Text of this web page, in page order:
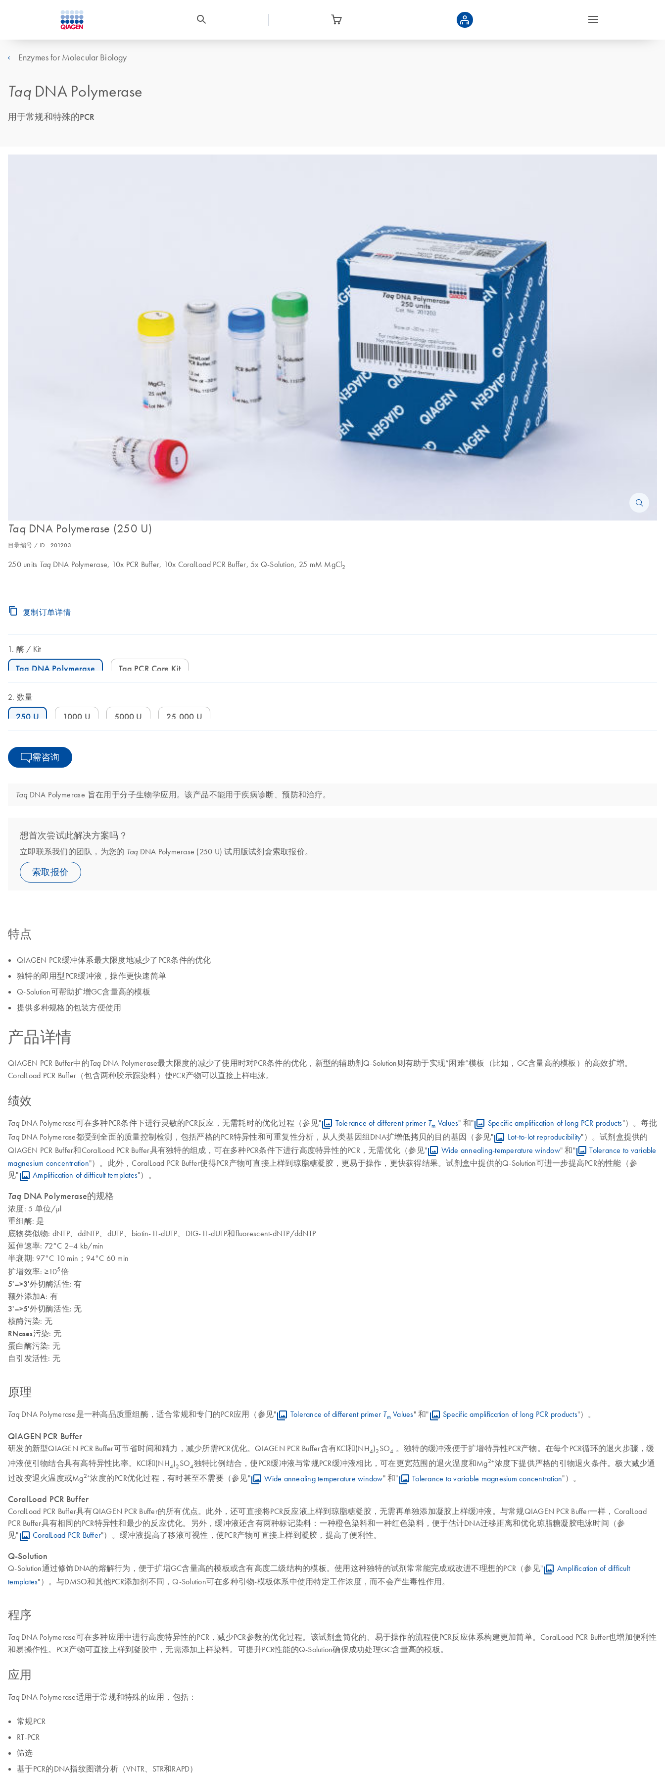
Enzymes for Molecular Biology
TaqDNA Polymerase
用于常规和特殊的PCR
TaqDNA Polymerase (250 U)
目录编号 / ID. 201203
250 units Taq DNA Polymerase, 10x PCR Buffer, 10x CoralLoad PCR Buffer, 5x Q-Solution, 25 mM MgCl2
复制订单详情
酶 Kit
Taq DNA Polymerase Taq PCR Core Kit
数量
250 U 1000 U 5000 U 25,000 U
需咨询
Taq DNA Polymerase 旨在用于分子生物学应用。该产品不能用于疾病诊断、预防和治疗。
想首次尝试此解决方案吗？
立即联系我们的团队，为您的 Taq DNA Polymerase (250 U) 试用版试剂盒索取报价。
索取报价
特点
QIAGEN PCR缓冲体系最大限度地减少了PCR条件的优化
独特的即用型PCR缓冲液，操作更快速简单
Q-Solution可帮助扩增GC含量高的模板
提供多种规格的包装方便使用
产品详情
QIAGEN PCR Buffer中的Taq DNA Polymerase最大限度的减少了使用时对PCR条件的优化，新型的辅助剂Q-Solution则有助于实现“困难”模板（比如，GC含量高的模板）的高效扩增。
CoralLoad PCR Buffer（包含两种胶示踪染料）使PCR产物可以直接上样电泳。
绩效
Taq DNA Polymerase可在多种PCR条件下进行灵敏的PCR反应，无需耗时的优化过程（参见" Tolerance of different primer Tm Values" 和" Specific amplification of long PCR products"）。每批
Taq DNA Polymerase都受到全面的质量控制检测，包括严格的PCR特异性和可重复性分析，从人类基因组DNA扩增低拷贝的目的基因（参见" Lot-to-lot reproducibility"）。试剂盒提供的
QIAGEN PCR Buffer和CoralLoad PCR Buffer具有独特的组成，可在多种PCR条件下进行高度特异性的PCR，无需优化（参见"
Wide annealing-temperature window" 和"
Tolerance to variable
magnesium concentration"）。此外，CoralLoad PCR Buffer使得PCR产物可直接上样到琼脂糖凝胶，更易于操作，更快获得结果。试剂盒中提供的Q-Solution可进一步提高PCR的性能（参
见"
Amplification of difficult templates"）。
Taq DNA Polymerase的规格
浓度: 5 单位/µl
重组酶: 是
底物类似物: dNTP、ddNTP、dUTP、biotin-11-dUTP、DIG-11-dUTP和fluorescent-dNTP/ddNTP
延伸速率: 72°C 2–4 kb/min
半衰期: 97°C 10 min；94°C 60 min
扩增效率: ≥105倍
5'–>3'外切酶活性: 有
额外添加A: 有
3'–>5'外切酶活性: 无
核酶污染: 无
RNases污染: 无
蛋白酶污染: 无
自引发活性: 无
原理
TaqDNA Polymerase是一种高品质重组酶，适合常规和专门的PCR应用（参见" Tolerance of different primer Tm Values" 和" Specific amplification of long PCR products"）。
QIAGEN PCR Buffer
研发的新型QIAGEN PCR Buffer可节省时间和精力，减少所需PCR优化。QIAGEN PCR Buffer含有KCl和(NH4)2 SO4 。独特的缓冲液便于扩增特异性PCR产物。在每个PCR循环的退火步骤，缓
冲液使引物结合具有高特异性比率。KCl和(NH4)2 SO4独特比例结合，使PCR缓冲液与常规PCR缓冲液相比，可在更宽范围的退火温度和Mg2+浓度下提供严格的引物退火条件。极大减少通
过改变退火温度或Mg2+浓度的PCR优化过程，有时甚至不需要（参见" Wide annealing temperature window" 和" Tolerance to variable magnesium concentration"）。
CoralLoad PCR Buffer
CoralLoad PCR Buffer具有QIAGEN PCR Buffer的所有优点。此外，还可直接将PCR反应液上样到琼脂糖凝胶，无需再单独添加凝胶上样缓冲液。与常规QIAGEN PCR Buffer一样，CoralLoad
PCR Buffer具有相同的PCR特异性和最少的反应优化。另外，缓冲液还含有两种标记染料：一种橙色染料和一种红色染料，便于估计DNA迁移距离和优化琼脂糖凝胶电泳时间（参
见"
CoralLoad PCR Buffer"）。缓冲液提高了移液可视性，使PCR产物可直接上样到凝胶，提高了便利性。
Q-Solution
Q-Solution通过修饰DNA的熔解行为，便于扩增GC含量高的模板或含有高度二级结构的模板。使用这种独特的试剂常常能完成或改进不理想的PCR（参见"
Amplification of difficult
templates"）。与DMSO和其他PCR添加剂不同，Q-Solution可在多种引物-模板体系中使用特定工作浓度，而不会产生毒性作用。
程序
TaqDNA Polymerase可在多种应用中进行高度特异性的PCR，减少PCR参数的优化过程。该试剂盒简化的、易于操作的流程使PCR反应体系构建更加简单。CoralLoad PCR Buffer也增加便利性
和易操作性。PCR产物可直接上样到凝胶中，无需添加上样染料。可提升PCR性能的Q-Solution确保成功处理GC含量高的模板。
应用
Taq DNA Polymerase适用于常规和特殊的应用，包括：
常规PCR
RT-PCR
筛选
基于PCR的DNA指纹图谱分析（VNTR、STR和RAPD）